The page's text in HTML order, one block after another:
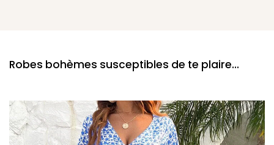
Robes bohèmes susceptibles de te plaire...